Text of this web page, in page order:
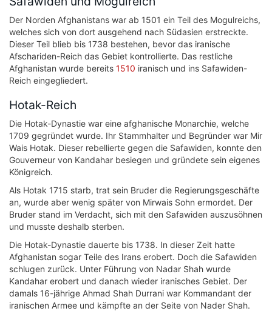
Der Norden Afghanistans war ab 1501 ein Teil des Mogulreichs,
welches sich von dort ausgehend nach Südasien erstreckte.
Dieser Teil blieb bis 1738 bestehen, bevor das iranische
Afschariden-Reich das Gebiet kontrollierte. Das restliche
Afghanistan wurde bereits 1510 iranisch und ins Safawiden-
Reich eingegliedert.
Hotak-Reich
Die Hotak-Dynastie war eine afghanische Monarchie, welche
1709 gegründet wurde. Ihr Stammhalter und Begründer war Mir
Wais Hotak. Dieser rebellierte gegen die Safawiden, konnte den
Gouverneur von Kandahar besiegen und gründete sein eigenes
Königreich.
Als Hotak 1715 starb, trat sein Bruder die Regierungsgeschäfte
an, wurde aber wenig später von Mirwais Sohn ermordet. Der
Bruder stand im Verdacht, sich mit den Safawiden auszusöhnen
und musste deshalb sterben.
Die Hotak-Dynastie dauerte bis 1738. In dieser Zeit hatte
Afghanistan sogar Teile des Irans erobert. Doch die Safawiden
schlugen zurück. Unter Führung von Nadar Shah wurde
Kandahar erobert und danach wieder iranisches Gebiet. Der
damals 16-jährige Ahmad Shah Durrani war Kommandant der
iranischen Armee und kämpfte an der Seite von Nader Shah.